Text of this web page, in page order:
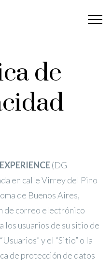
de
(DG
en calle Virrey del Pino
de Buenos Aires,
de correo electrónico
los usuarios de su sitio de
y el “Sitio” o la
de protección de datos